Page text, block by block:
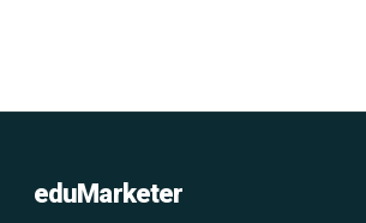
eduMarketer